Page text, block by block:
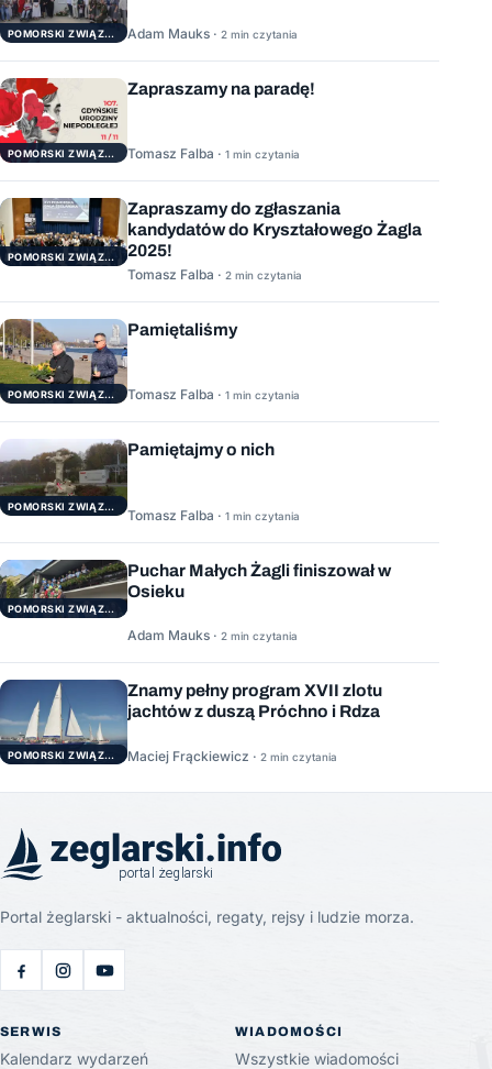
POMORSKI ZWIĄZEK ŻEGLARSKI Adam Mauks · 2 min czytania
POMORSKI ZWIĄZEK ŻEGLARSKI
Zapraszamy na paradę!
Tomasz Falba · 1 min czytania
POMORSKI ZWIĄZEK ŻEGLARSKI
Zapraszamy do zgłaszania
kandydatów do Kryształowego Żagla
2025!
Tomasz Falba · 2 min czytania
POMORSKI ZWIĄZEK ŻEGLARSKI
Pamiętaliśmy
Tomasz Falba · 1 min czytania
POMORSKI ZWIĄZEK ŻEGLARSKI
Pamiętajmy o nich
Tomasz Falba · 1 min czytania
POMORSKI ZWIĄZEK ŻEGLARSKI
Puchar Małych Żagli finiszował w
Osieku
Adam Mauks · 2 min czytania
POMORSKI ZWIĄZEK ŻEGLARSKI
Znamy pełny program XVII zlotu
jachtów z duszą Próchno i Rdza
Maciej Frąckiewicz · 2 min czytania
Portal żeglarski - aktualności, regaty, rejsy i ludzie morza.
SERWIS
Kalendarz wydarzeń
WIADOMOŚCI
Wszystkie wiadomości